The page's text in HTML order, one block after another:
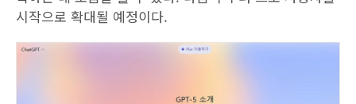
시작으로 확대될 예정이다.